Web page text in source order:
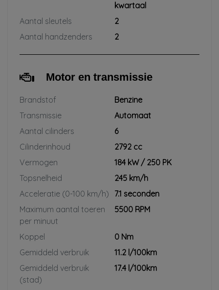
kwartaal
Aantal sleutels
2
Aantal handzenders
2
Motor en transmissie
Brandstof
Benzine
Transmissie
Automaat
Aantal cilinders
6
Cilinderinhoud
2792 cc
Vermogen
184 kW / 250 PK
Topsnelheid
245 km/h
Acceleratie (0-100 km/h)
7.1 seconden
Maximum aantal toeren
per minuut
5500 RPM
Koppel
0 Nm
Gemiddeld verbruik
11.2 l/100km
Gemiddeld verbruik
(stad)
17.4 l/100km